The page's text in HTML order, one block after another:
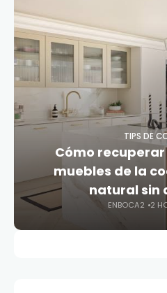
TIPS DE
Cómo
muebles de la
natural sin
ENBOCA2 2